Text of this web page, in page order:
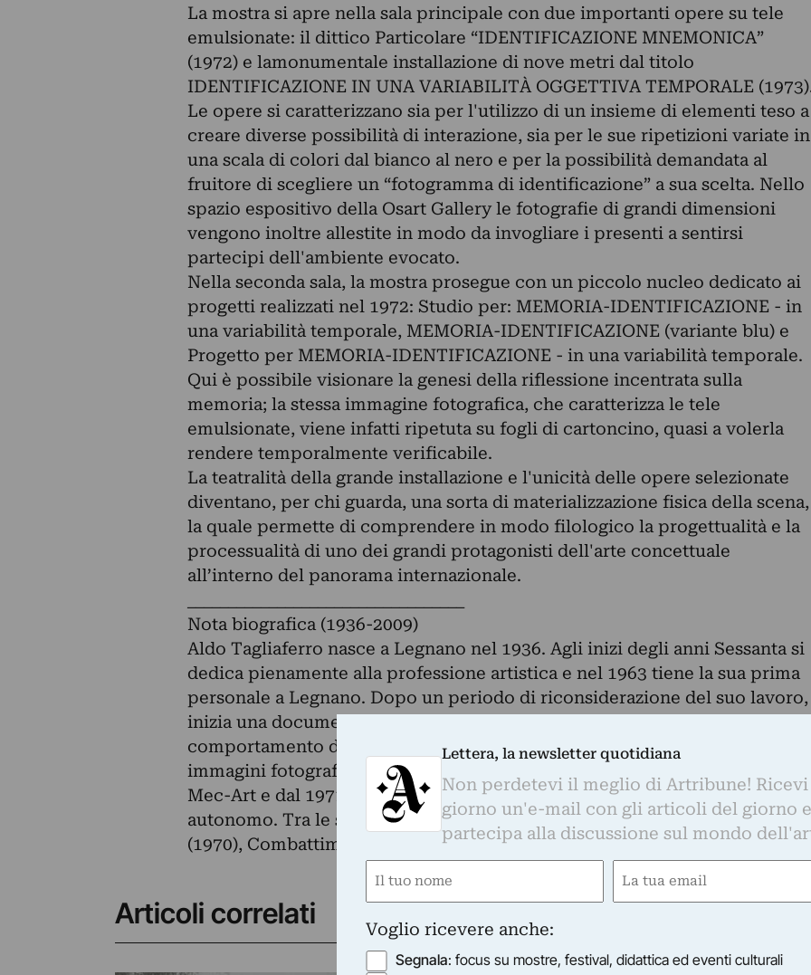
La mostra si apre nella sala principale con due importanti opere su tele
emulsionate: il dittico Particolare “IDENTIFICAZIONE MNEMONICA”
(1972) e lamonumentale installazione di nove metri dal titolo
IDENTIFICAZIONE IN UNA VARIABILITÀ OGGETTIVA TEMPORALE
Le opere si caratterizzano sia per l'utilizzo di un insieme di elementi teso a
creare diverse possibilità di interazione, sia per le sue ripetizioni variate in
una scala di colori dal bianco al nero e per la possibilità demandata al
fruitore di scegliere un “fotogramma di identificazione” a sua scelta. Nello
spazio espositivo della Osart Gallery le fotografie di grandi dimensioni
vengono inoltre allestite in modo da invogliare i presenti a sentirsi
partecipi dell'ambiente evocato.
Nella seconda sala, la mostra prosegue con un piccolo nucleo dedicato ai
progetti realizzati nel 1972: Studio per: MEMORIA-IDENTIFICAZIONE - in
una variabilità temporale, MEMORIA-IDENTIFICAZIONE (variante blu) e
Progetto per MEMORIA-IDENTIFICAZIONE - in una variabilità temporale.
Qui è possibile visionare la genesi della riflessione incentrata sulla
memoria; la stessa immagine fotografica, che caratterizza le tele
emulsionate, viene infatti ripetuta su fogli di cartoncino, quasi a volerla
rendere temporalmente verificabile.
La teatralità della grande installazione e l'unicità delle opere selezionate
diventano, per chi guarda, una sorta di materializzazione fisica della scena,
la quale permette di comprendere in modo filologico la progettualità e la
processualità di uno dei grandi protagonisti dell'arte concettuale
all’interno del panorama internazionale.
Nota biografica (1936-2009)
Aldo Tagliaferro nasce a Legnano nel 1936. Agli inizi degli anni Sessanta si
dedica pienamente alla professione artistica e nel 1963 tiene la sua prima
personale a Legnano. Dopo un periodo di riconsiderazione del suo lavoro,
inizia una documentazione e un'analisi del contesto socio-politico e del
comportamento dell'uomo. Per essere più vicino alla realtà utilizza delle
immagini fotografiche recuperate dalla cronaca. Nel 1969 aderisce alla
Mec-Art e dal 1971 in poi prosegue la ricerca fotografica in modo
autonomo. Tra le sue esposizioni ricordiamo la XXXV Biennale di Venezia
(1970), Combattimento per un'immagine (1973), Fotomedia (1974-1975).
Articoli correlati
Lettera, la newsletter quotidiana
Non perdetevi il meglio di Artribune!
giorno un'e-mail con gli articoli del giorno
partecipa alla discussione sul mondo
Nome
Email
Voglio ricevere anche:
Segnala: focus su mostre, festival, didattica ed eventi culturali